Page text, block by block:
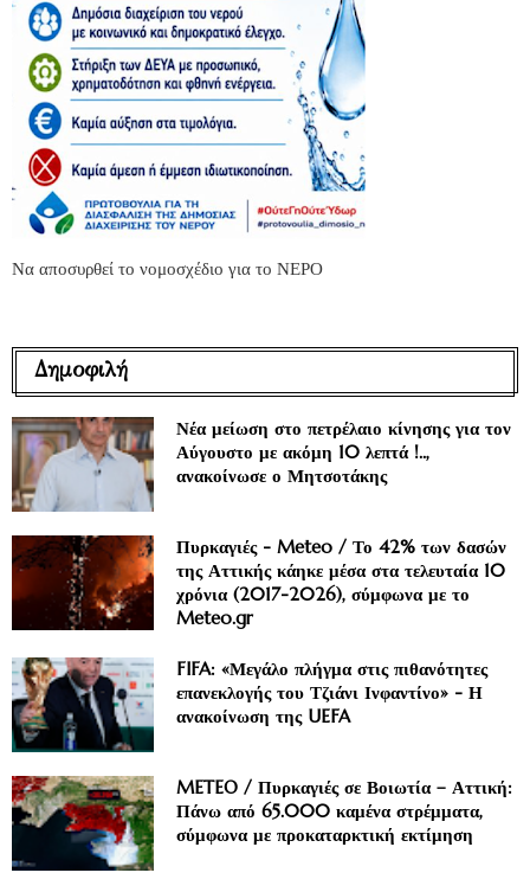
Να αποσυρθεί το νομοσχέδιο για το ΝΕΡΟ
Δημοφιλή
Νέα μείωση στο πετρέλαιο κίνησης για τον
Αύγουστο με ακόμη 10 λεπτά !..,
ανακοίνωσε ο Μητσοτάκης
Πυρκαγιές - Meteo / Το 42% των δασών
της Αττικής κάηκε μέσα στα τελευταία 10
χρόνια (2017-2026), σύμφωνα με το
Meteo.gr
FIFA: «Μεγάλο πλήγμα στις πιθανότητες
επανεκλογής του Τζιάνι Ινφαντίνο» - Η
ανακοίνωση της UEFA
METEO / Πυρκαγιές σε Βοιωτία – Αττική:
Πάνω από 65.000 καμένα στρέμματα,
σύμφωνα με προκαταρκτική εκτίμηση